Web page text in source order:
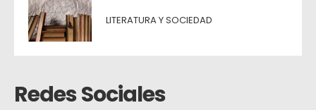
LITERATURA Y SOCIEDAD
Redes Sociales